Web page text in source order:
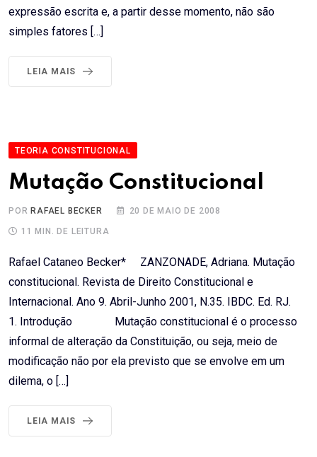
expressão escrita e, a partir desse momento, não são
simples fatores […]
LEIA MAIS
TEORIA CONSTITUCIONAL
Mutação Constitucional
POR RAFAEL BECKER 20 DE MAIO DE 2008
11 MIN. DE LEITURA
Rafael Cataneo Becker* ZANZONADE, Adriana. Mutação
constitucional. Revista de Direito Constitucional e
Internacional. Ano 9. Abril-Junho 2001, N.35. IBDC. Ed. RJ.
1. Introdução Mutação constitucional é o processo
informal de alteração da Constituição, ou seja, meio de
modificação não por ela previsto que se envolve em um
dilema, o […]
LEIA MAIS